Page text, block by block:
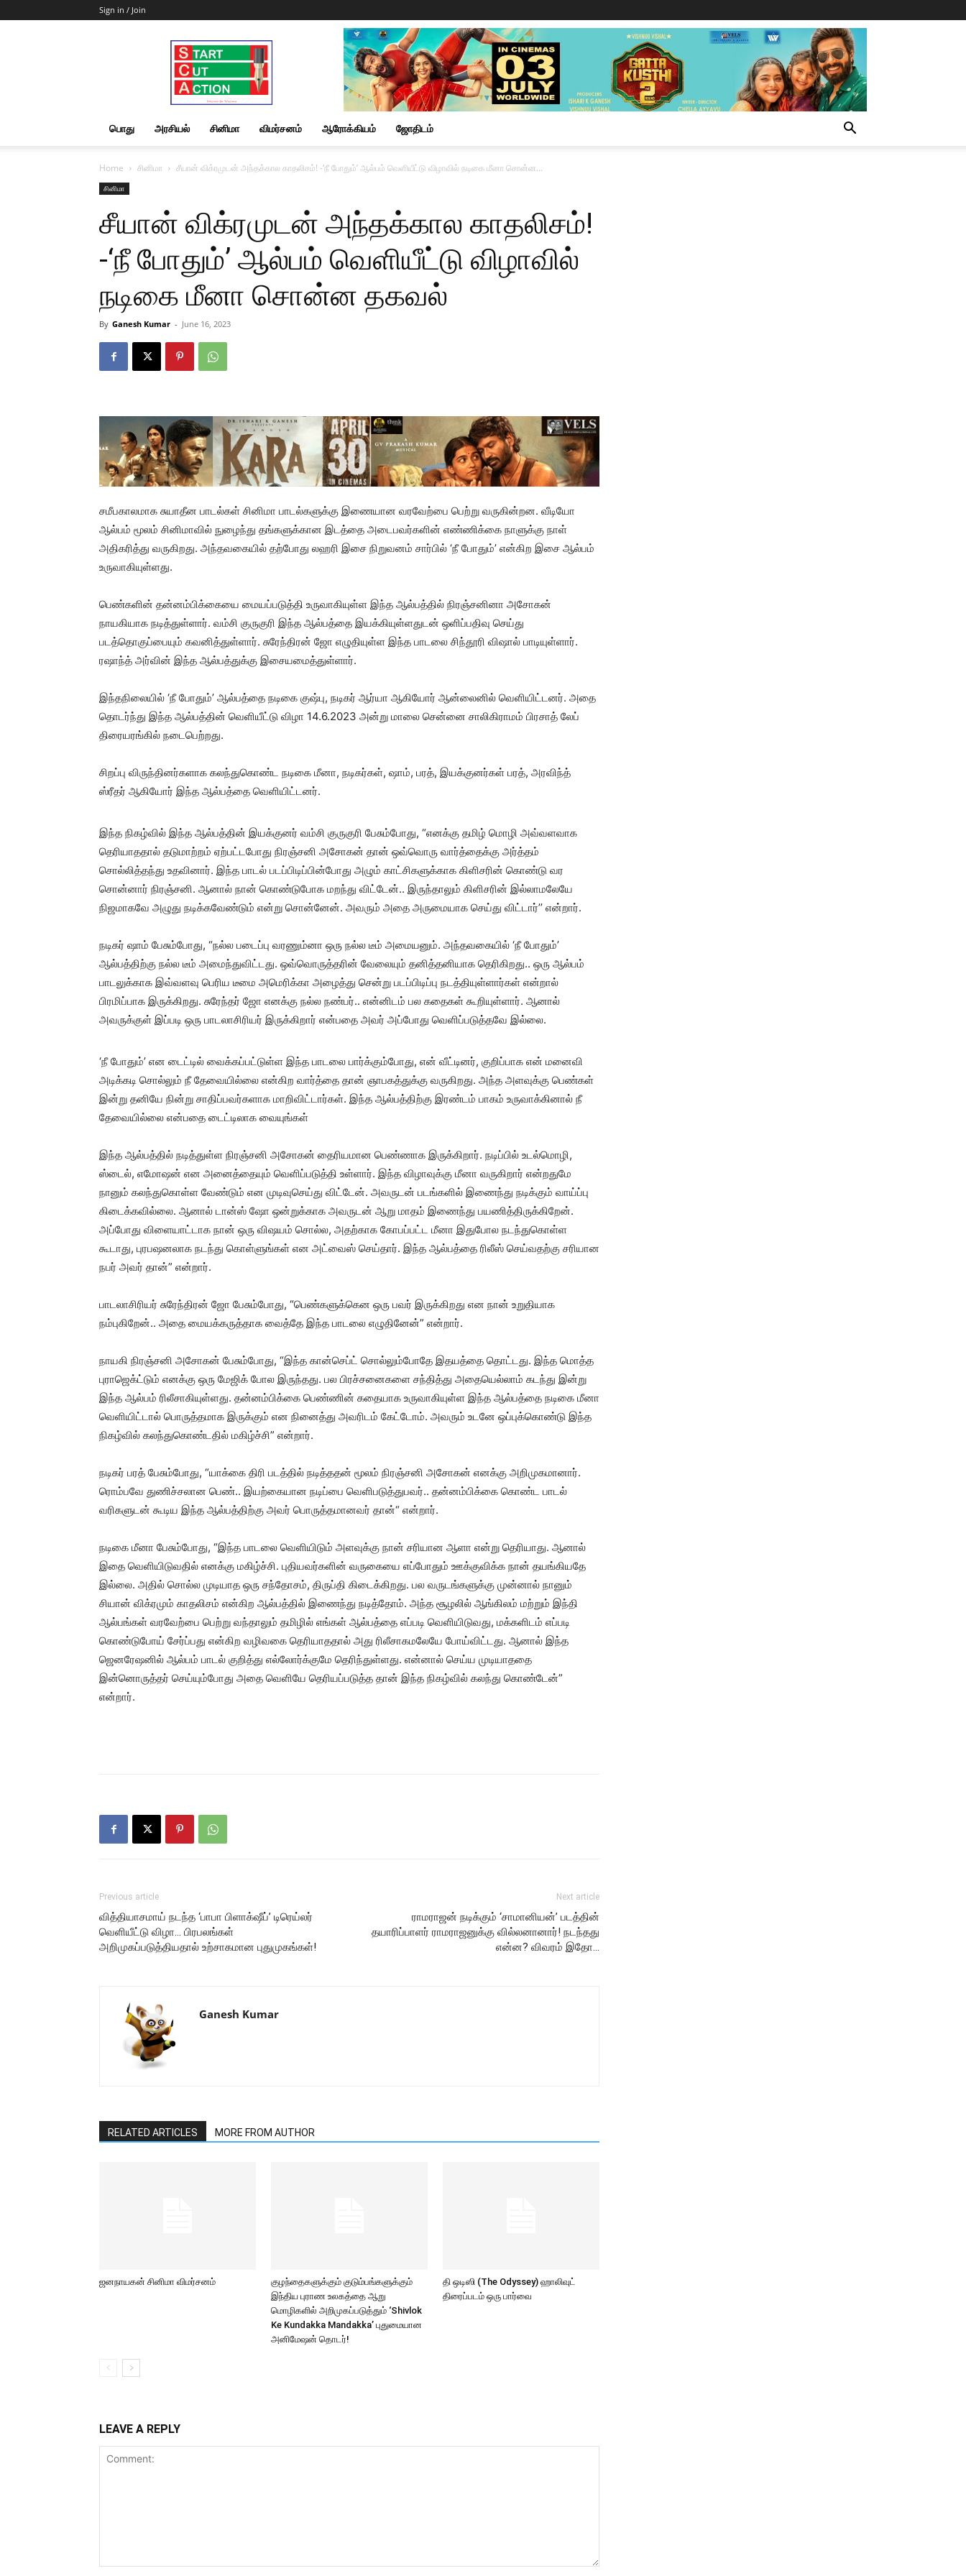
Sign in / Join
Start
Cut
Action
|
News
&
பொது அரசியல் சினிமா விமர்சனம் ஆரோக்கியம் ஜோதிடம்
Home சினிமா சீயான் விக்ரமுடன் அந்தக்கால காதலிசம்! -‘நீ போதும்’ ஆல்பம் வெளியீட்டு விழாவில் நடிகை மீனா சொன்ன...
சினிமா
சீயான் விக்ரமுடன் அந்தக்கால காதலிசம்!
-‘நீ போதும்’ ஆல்பம் வெளியீட்டு விழாவில்
நடிகை மீனா சொன்ன தகவல்
By Ganesh Kumar - June 16, 2023
சமீபகாலமாக சுயாதீன பாடல்கள் சினிமா பாடல்களுக்கு இணையான வரவேற்பை பெற்று வருகின்றன. வீடியோ
ஆல்பம் மூலம் சினிமாவில் நுழைந்து தங்களுக்கான இடத்தை அடைபவர்களின் எண்ணிக்கை நாளுக்கு நாள்
அதிகரித்து வருகிறது. அந்தவகையில் தற்போது லஹரி இசை நிறுவனம் சார்பில் ‘நீ போதும்’ என்கிற இசை ஆல்பம்
உருவாகியுள்ளது.
பெண்களின் தன்னம்பிக்கையை மையப்படுத்தி உருவாகியுள்ள இந்த ஆல்பத்தில் நிரஞ்சனினா அசோகன்
நாயகியாக நடித்துள்ளார். வம்சி குருகுரி இந்த ஆல்பத்தை இயக்கியுள்ளதுடன் ஒளிப்பதிவு செய்து
படத்தொகுப்பையும் கவனித்துள்ளார். சுரேந்திரன் ஜோ எழுதியுள்ள இந்த பாடலை சிந்தூரி விஷால் பாடியுள்ளார்.
ரஷாந்த் அர்வின் இந்த ஆல்பத்துக்கு இசையமைத்துள்ளார்.
இந்தநிலையில் ‘நீ போதும்’ ஆல்பத்தை நடிகை குஷ்பு, நடிகர் ஆர்யா ஆகியோர் ஆன்லைனில் வெளியிட்டனர். அதை
தொடர்ந்து இந்த ஆல்பத்தின் வெளியீட்டு விழா 14.6.2023 அன்று மாலை சென்னை சாலிகிராமம் பிரசாத் லேப்
திரையரங்கில் நடைபெற்றது.
சிறப்பு விருந்தினர்களாக கலந்துகொண்ட நடிகை மீனா, நடிகர்கள், ஷாம், பரத், இயக்குனர்கள் பரத், அரவிந்த்
ஸ்ரீதர் ஆகியோர் இந்த ஆல்பத்தை வெளியிட்டனர்.
இந்த நிகழ்வில் இந்த ஆல்பத்தின் இயக்குனர் வம்சி குருகுரி பேசும்போது, “எனக்கு தமிழ் மொழி அவ்வளவாக
தெரியாததால் தடுமாற்றம் ஏற்பட்டபோது நிரஞ்சனி அசோகன் தான் ஒவ்வொரு வார்த்தைக்கு அர்த்தம்
சொல்லித்தந்து உதவினார். இந்த பாடல் படப்பிடிப்பின்போது அழும் காட்சிகளுக்காக கிளிசரின் கொண்டு வர
சொன்னார் நிரஞ்சனி. ஆனால் நான் கொண்டுபோக மறந்து விட்டேன்.. இருந்தாலும் கிளிசரின் இல்லாமலேயே
நிஜமாகவே அழுது நடிக்கவேண்டும் என்று சொன்னேன். அவரும் அதை அருமையாக செய்து விட்டார்’’ என்றார்.
நடிகர் ஷாம் பேசும்போது, “நல்ல படைப்பு வரணும்னா ஒரு நல்ல டீம் அமையனும். அந்தவகையில் ‘நீ போதும்’
ஆல்பத்திற்கு நல்ல டீம் அமைந்துவிட்டது. ஒவ்வொருத்தரின் வேலையும் தனித்தனியாக தெரிகிறது.. ஒரு ஆல்பம்
பாடலுக்காக இவ்வளவு பெரிய டீமை அமெரிக்கா அழைத்து சென்று படப்பிடிப்பு நடத்தியுள்ளார்கள் என்றால்
பிரமிப்பாக இருக்கிறது. சுரேந்தர் ஜோ எனக்கு நல்ல நண்பர்.. என்னிடம் பல கதைகள் கூறியுள்ளார். ஆனால்
அவருக்குள் இப்படி ஒரு பாடலாசிரியர் இருக்கிறார் என்பதை அவர் அப்போது வெளிப்படுத்தவே இல்லை.
‘நீ போதும்’ என டைட்டில் வைக்கப்பட்டுள்ள இந்த பாடலை பார்க்கும்போது, என் வீட்டினர், குறிப்பாக என் மனைவி
அடிக்கடி சொல்லும் நீ தேவையில்லை என்கிற வார்த்தை தான் ஞாபகத்துக்கு வருகிறது. அந்த அளவுக்கு பெண்கள்
இன்று தனியே நின்று சாதிப்பவர்களாக மாறிவிட்டார்கள். இந்த ஆல்பத்திற்கு இரண்டம் பாகம் உருவாக்கினால் நீ
தேவையில்லை என்பதை டைட்டிலாக வையுங்கள்
இந்த ஆல்பத்தில் நடித்துள்ள நிரஞ்சனி அசோகன் தைரியமான பெண்ணாக இருக்கிறார். நடிப்பில் உடல்மொழி,
ஸ்டைல், எமோஷன் என அனைத்தையும் வெளிப்படுத்தி உள்ளார். இந்த விழாவுக்கு மீனா வருகிறார் என்றதுமே
நானும் கலந்துகொள்ள வேண்டும் என முடிவுசெய்து விட்டேன். அவருடன் படங்களில் இணைந்து நடிக்கும் வாய்ப்பு
கிடைக்கவில்லை. ஆனால் டான்ஸ் ஷோ ஒன்றுக்காக அவருடன் ஆறு மாதம் இணைந்து பயணித்திருக்கிறேன்.
அப்போது விளையாட்டாக நான் ஒரு விஷயம் சொல்ல, அதற்காக கோபப்பட்ட மீனா இதுபோல நடந்துகொள்ள
கூடாது, புரபஷனலாக நடந்து கொள்ளுங்கள் என அட்வைஸ் செய்தார். இந்த ஆல்பத்தை ரிலீஸ் செய்வதற்கு சரியான
நபர் அவர் தான்” என்றார்.
பாடலாசிரியர் சுரேந்திரன் ஜோ பேசும்போது, “பெண்களுக்கென ஒரு பவர் இருக்கிறது என நான் உறுதியாக
நம்புகிறேன்.. அதை மையக்கருத்தாக வைத்தே இந்த பாடலை எழுதினேன்” என்றார்.
நாயகி நிரஞ்சனி அசோகன் பேசும்போது, “இந்த கான்செப்ட் சொல்லும்போதே இதயத்தை தொட்டது. இந்த மொத்த
புராஜெக்ட்டும் எனக்கு ஒரு மேஜிக் போல இருந்தது. பல பிரச்சனைகளை சந்தித்து அதையெல்லாம் கடந்து இன்று
இந்த ஆல்பம் ரிலீசாகியுள்ளது. தன்னம்பிக்கை பெண்ணின் கதையாக உருவாகியுள்ள இந்த ஆல்பத்தை நடிகை மீனா
வெளியிட்டால் பொருத்தமாக இருக்கும் என நினைத்து அவரிடம் கேட்டோம். அவரும் உடனே ஒப்புக்கொண்டு இந்த
நிகழ்வில் கலந்துகொண்டதில் மகிழ்ச்சி” என்றார்.
நடிகர் பரத் பேசும்போது, “யாக்கை திரி படத்தில் நடித்ததன் மூலம் நிரஞ்சனி அசோகன் எனக்கு அறிமுகமானார்.
ரொம்பவே துணிச்சலான பெண்.. இயற்கையான நடிப்பை வெளிபடுத்துபவர்.. தன்னம்பிக்கை கொண்ட பாடல்
வரிகளுடன் கூடிய இந்த ஆல்பத்திற்கு அவர் பொருத்தமானவர் தான்“ என்றார்.
நடிகை மீனா பேசும்போது, “இந்த பாடலை வெளியிடும் அளவுக்கு நான் சரியான ஆளா என்று தெரியாது. ஆனால்
இதை வெளியிடுவதில் எனக்கு மகிழ்ச்சி. புதியவர்களின் வருகையை எப்போதும் ஊக்குவிக்க நான் தயங்கியதே
இல்லை. அதில் சொல்ல முடியாத ஒரு சந்தோசம், திருப்தி கிடைக்கிறது. பல வருடங்களுக்கு முன்னால் நானும்
சியான் விக்ரமும் காதலிசம் என்கிற ஆல்பத்தில் இணைந்து நடித்தோம். அந்த சூழலில் ஆங்கிலம் மற்றும் இந்தி
ஆல்பங்கள் வரவேற்பை பெற்று வந்தாலும் தமிழில் எங்கள் ஆல்பத்தை எப்படி வெளியிடுவது, மக்களிடம் எப்படி
கொண்டுபோய் சேர்ப்பது என்கிற வழிவகை தெரியாததால் அது ரிலீசாகமலேயே போய்விட்டது. ஆனால் இந்த
ஜெனரேஷனில் ஆல்பம் பாடல் குறித்து எல்லோர்க்குமே தெரிந்துள்ளது. என்னால் செய்ய முடியாததை
இன்னொருத்தர் செய்யும்போது அதை வெளியே தெரியப்படுத்த தான் இந்த நிகழ்வில் கலந்து கொண்டேன்”
என்றார்.
Previous article
வித்தியாசமாய் நடந்த ‘பாபா பிளாக்‌ஷீப்’ டிரெய்லர்
வெளியீட்டு விழா… பிரபலங்கள்
அறிமுகப்படுத்தியதால் உற்சாகமான புதுமுகங்கள்!
Next article
ராமராஜன் நடிக்கும் ‘சாமானியன்’ படத்தின்
தயாரிப்பாளர் ராமராஜனுக்கு வில்லனானார்! நடந்தது
என்ன? விவரம் இதோ…
Ganesh Kumar
RELATED ARTICLES MORE FROM AUTHOR
ஜனநாயகன் சினிமா விமர்சனம்
குழந்தைகளுக்கும் குடும்பங்களுக்கும்
இந்திய புராண உலகத்தை ஆறு
மொழிகளில் அறிமுகப்படுத்தும் ‘Shivlok
Ke Kundakka Mandakka’ புதுமையான
அனிமேஷன் தொடர்!
தி ஒடிஸி (The Odyssey) ஹாலிவுட்
திரைப்படம் ஒரு பார்வை
LEAVE A REPLY